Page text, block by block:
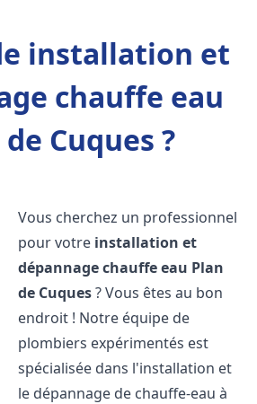
installation et
chauffe eau
Cuques ?
Vous cherchez un professionnel
pour votre installation et
dépannage chauffe eau Plan
de Cuques? Vous êtes au bon
endroit ! Notre équipe de
plombiers expérimentés est
spécialisée dans l'installation et
le dépannage de chauffe-eau à